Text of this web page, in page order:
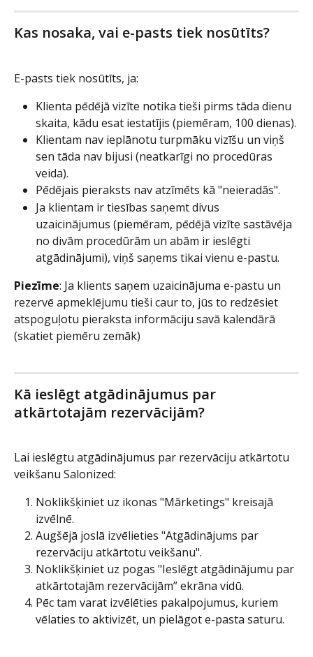
Kas nosaka, vai e-pasts tiek nosūtīts?
E-pasts tiek nosūtīts, ja:
Klienta pēdējā vizīte notika tieši pirms tāda dienu
skaita, kādu esat iestatījis (piemēram, 100 dienas).
Klientam nav ieplānotu turpmāku vizīšu un viņš
sen tāda nav bijusi (neatkarīgi no procedūras
veida).
Pēdējais pieraksts nav atzīmēts kā "neieradās".
Ja klientam ir tiesības saņemt divus
uzaicinājumus (piemēram, pēdējā vizīte sastāvēja
no divām procedūrām un abām ir ieslēgti
atgādinājumi), viņš saņems tikai vienu e-pastu.
Piezīme: Ja klients saņem uzaicinājuma e-pastu un
rezervē apmeklējumu tieši caur to, jūs to redzēsiet
atspoguļotu pieraksta informāciju savā kalendārā
(skatiet piemēru zemāk)
Kā ieslēgt atgādinājumus par
atkārtotajām rezervācijām?
Lai ieslēgtu atgādinājumus par rezervāciju atkārtotu
veikšanu Salonized:
Noklikšķiniet uz ikonas "Mārketings" kreisajā
izvēlnē.
Augšējā joslā izvēlieties "Atgādinājums par
rezervāciju atkārtotu veikšanu".
Noklikšķiniet uz pogas "Ieslēgt atgādinājumu par
atkārtotajām rezervācijām” ekrāna vidū.
Pēc tam varat izvēlēties pakalpojumus, kuriem
vēlaties to aktivizēt, un pielāgot e-pasta saturu.